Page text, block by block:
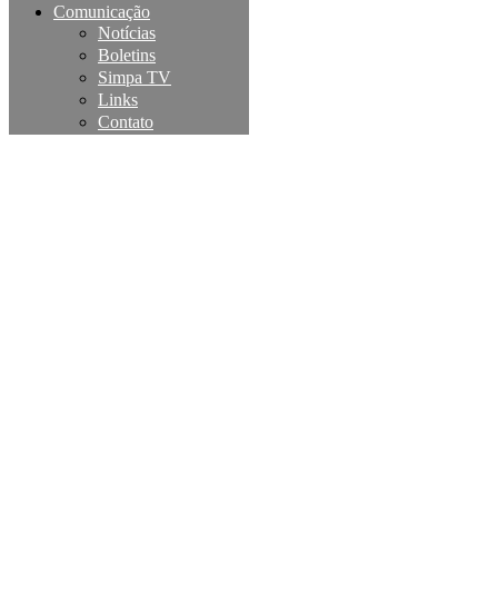
Comunicação
Notícias
Boletins
Simpa TV
Links
Contato